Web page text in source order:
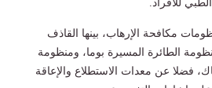
للأفراد.
مكافحة الإرهاب، بينها القاذف
107 ملم، ومنظومة الطائرة المسيرة بوما، ومنظومة
فضلا عن معدات الاستطلاع والإعاقة